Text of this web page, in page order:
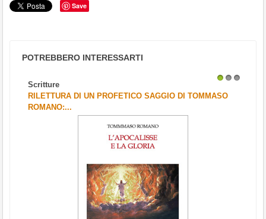
Save
POTREBBERO INTERESSARTI
Scritture
RILETTURA DI UN PROFETICO SAGGIO DI TOMMASO
ROMANO:...